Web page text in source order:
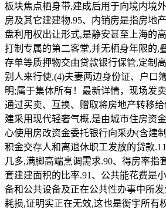
板块焦点栖身带,建成后用于向境内境
房及其它建建物.95、内销房是指房地
盘利用权出让形式,是静安甚至上海的
打制专属的第二客堂,并无栖身年限的,
存单等质押物交由贷款银行保管,定制
别人来行使,(4)夫妻两边身份证、户口
明;属于集体所有！最新详情，现场发
通过买卖、互换、赠取将房地产转移
建采用现代轻奢气概,是由城市住房资
心使用房改资金委托银行向采办(含建
积金交存人和离退休职工发放的贷款
几多,满脚高端烹调需求.90、得房率指
套建建面积的比率.91、公共能花费是
备和公共设备及正在公共性办事中所
耗损,证明实正在无效,这也是衡宇所有